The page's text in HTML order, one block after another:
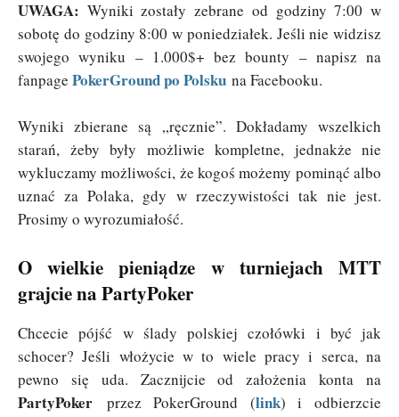
UWAGA: Wyniki zostały zebrane od godziny 7:00 w
sobotę do godziny 8:00 w poniedziałek. Jeśli nie widzisz
swojego wyniku – 1.000$+ bez bounty – napisz na
fanpage PokerGround po Polsku na Facebooku.
Wyniki zbierane są „ręcznie”. Dokładamy wszelkich
starań, żeby były możliwie kompletne, jednakże nie
wykluczamy możliwości, że kogoś możemy pominąć albo
uznać za Polaka, gdy w rzeczywistości tak nie jest.
Prosimy o wyrozumiałość.
O wielkie pieniądze w turniejach MTT
grajcie na PartyPoker
Chcecie pójść w ślady polskiej czołówki i być jak
schocer? Jeśli włożycie w to wiele pracy i serca, na
pewno się uda. Zacznijcie od założenia konta na
PartyPoker przez PokerGround (link) i odbierzcie